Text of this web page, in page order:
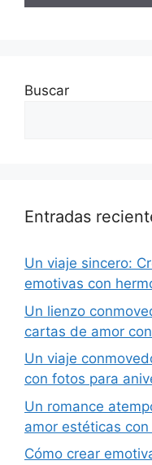
Buscar
Entradas
Un viaje sincero:
emotivas con
Un lienzo
cartas de amor
Un viaje
con fotos para
Un romance
amor estéticas
Cómo crear